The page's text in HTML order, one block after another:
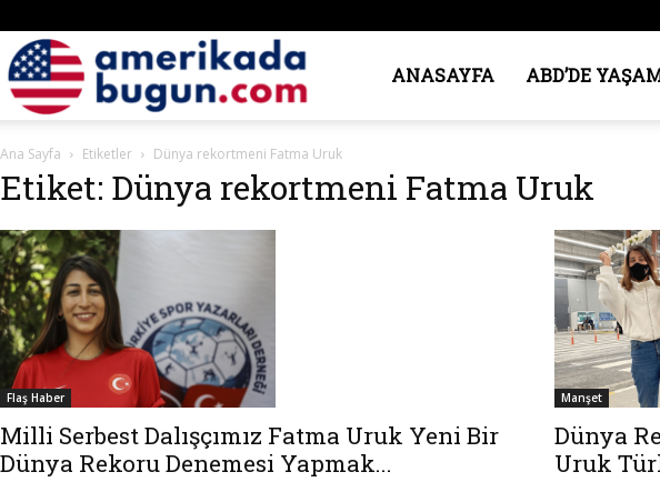
Amerika’da
Bugün
ANASAYFA ABD’DE
Ana Sayfa Etiketler Dünya rekortmeni Fatma Uruk
Etiket: Dünya rekortmeni Fatma Uruk
Flaş Haber
Milli Serbest Dalışçımız Fatma Uruk Yeni Bir
Dünya Rekoru Denemesi Yapmak...
Manşet
Dünya
Uruk